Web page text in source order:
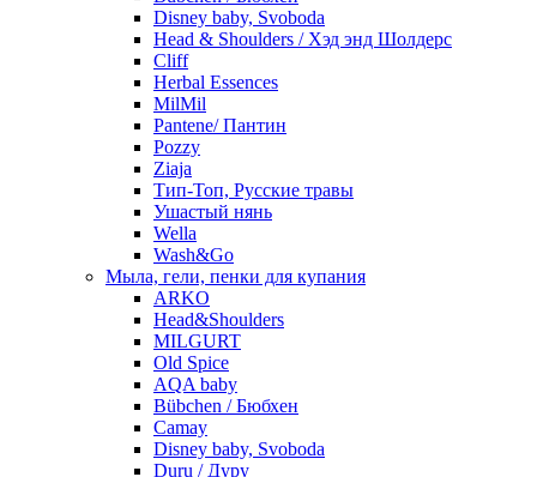
Disney baby, Svoboda
Head & Shoulders / Хэд энд Шолдерс
Cliff
Herbal Essences
MilMil
Pantene/ Пантин
Pozzy
Ziaja
Тип-Топ, Русские травы
Ушастый нянь
Wella
Wash&Go
Мыла, гели, пенки для купания
ARKO
Head&Shoulders
MILGURT
Old Spice
AQA baby
Bübchen / Бюбхен
Camay
Disney baby, Svoboda
Duru / Дуру